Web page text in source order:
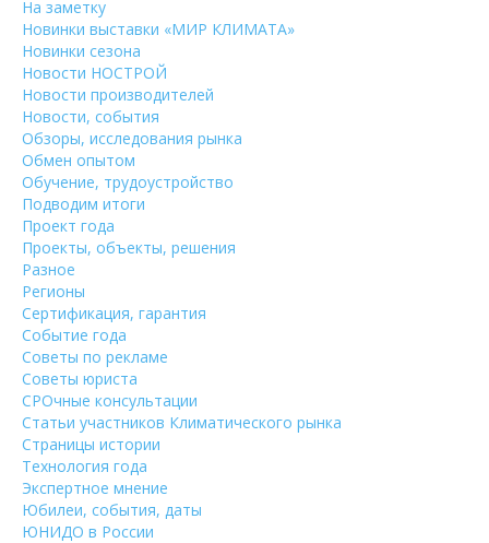
На заметку
Новинки выставки «МИР КЛИМАТА»
Новинки сезона
Новости НОСТРОЙ
Новости производителей
Новости, события
Обзоры, исследования рынка
Обмен опытом
Обучение, трудоустройство
Подводим итоги
Проект года
Проекты, объекты, решения
Разное
Регионы
Сертификация, гарантия
Событие года
Советы по рекламе
Советы юриста
СРОчные консультации
Статьи участников Климатического рынка
Страницы истории
Технология года
Экспертное мнение
Юбилеи, события, даты
ЮНИДО в России